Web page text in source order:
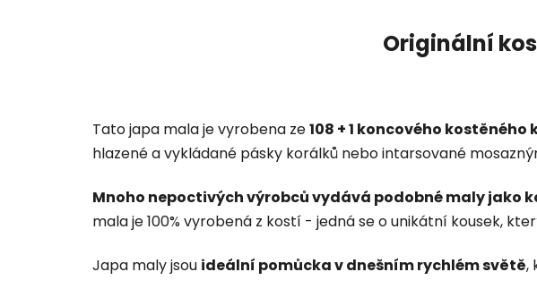
Originální
Tato japa mala je vyrobena ze108 + 1 koncového kostěného
hlazené a vykládané pásky korálků nebo intarsované
Mnoho nepoctivých výrobců vydává podobné maly jako
mala je 100% vyrobená z kostí - jedná se o unikátní kousek,
Japa maly jsou ideální pomůcka v dnešním rychlém světě,